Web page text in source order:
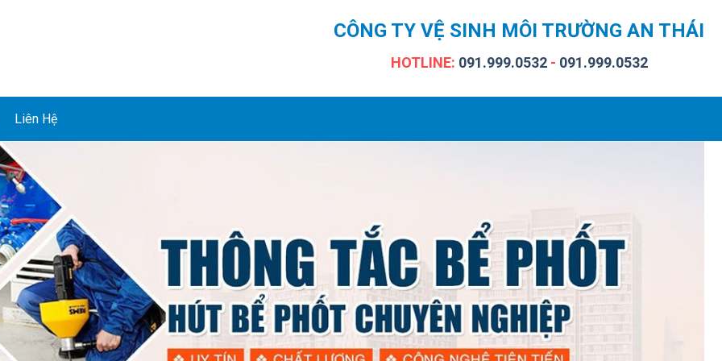
CÔNG TY VỆ SINH MÔI TRƯỜNG AN THÁI
HOTLINE: 091.999.0532- 091.999.0532
Liên Hệ